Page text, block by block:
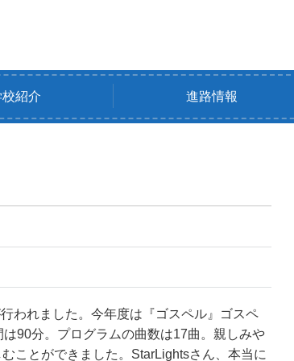
紹介 進路情報
われました。今年度は『ゴスペル』ゴスペ
90分。プログラムの曲数は17曲。 親しみや
ことができました。 StarLightsさん、本当に